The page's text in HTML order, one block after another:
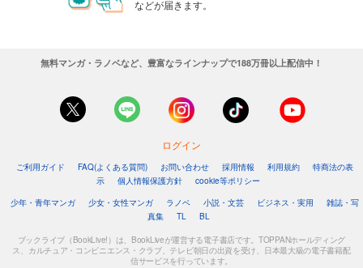
などが届きます。
無料マンガ・ラノベなど、豊富なラインナップで188万冊以上配信中！
ログイン
ご利用ガイド FAQ(よくある質問) お問い合わせ 採用情報 利用規約
特商法の表
示
個人情報保護方針
cookie等ポリシー
少年・青年マンガ
少女・女性マンガ ラノベ 小説・文芸 ビジネス・実用
雑誌・写
真集
TL BL
ブックライブ（BookLive!）は、BookLiveが運営する電子書店です。TOPPANホールディング
ス、カルチュア・コンビニエンス・クラブ、テレビ朝日の出資を受け、日本最大級の電子書籍配
信サービスを行っています。